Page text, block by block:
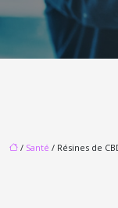
/ Santé / Résines de